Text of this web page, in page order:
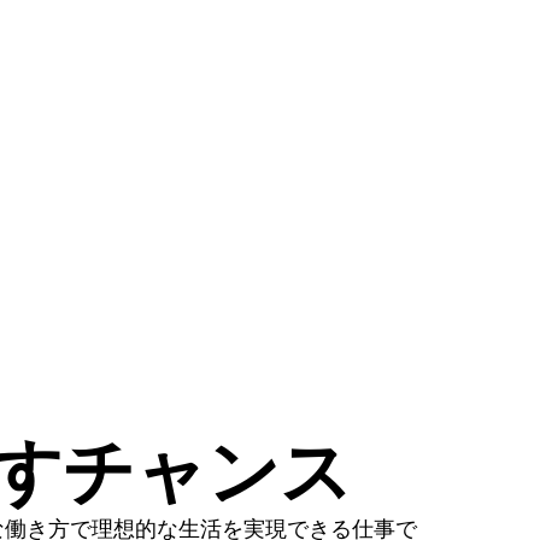
チャンス
き方で理想的な生活を実現できる仕事で